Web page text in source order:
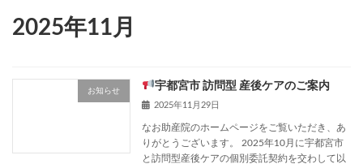
2025年11月
お知らせ 宇都宮市 訪問型 産後ケアのご案内
2025年11月29日
なお助産院のホームページをご覧いただき、あ
りがとうございます。 2025年10月に宇都宮市
と訪問型産後ケアの個別委託契約を交わして以